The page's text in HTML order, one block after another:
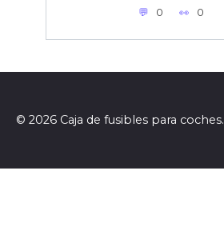
0 0
© 2026 Caja de fusibles para coches.